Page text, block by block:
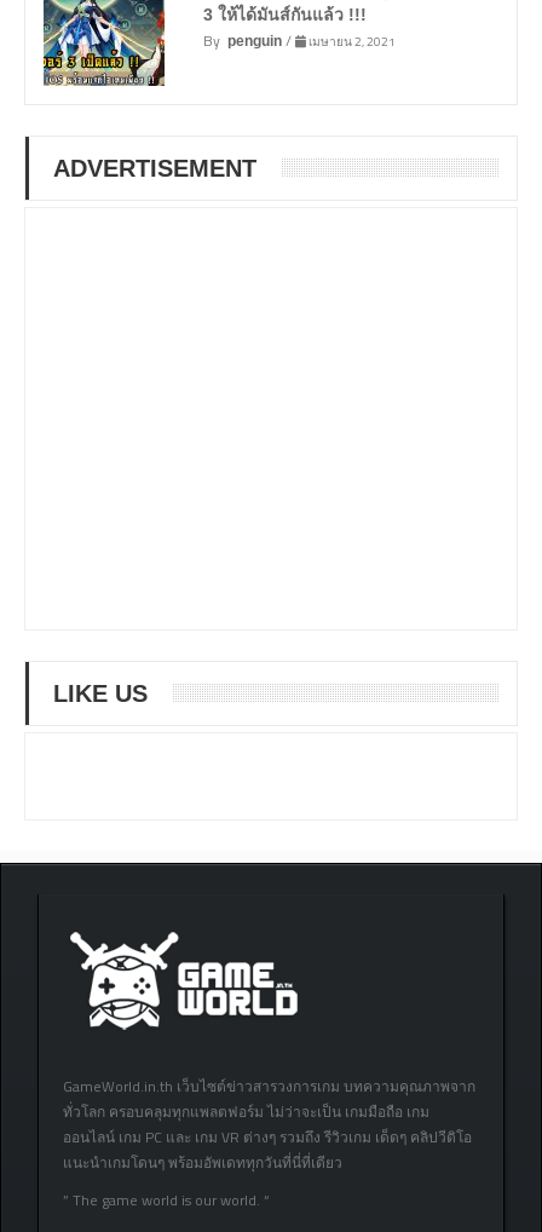
3 ให้ได้มันส์กันแล้ว !!!
By penguin/ เมษายน 2, 2021
ADVERTISEMENT
LIKE US
GameWorld.in.th เว็บไซต์ข่าวสารวงการเกม บทความคุณภาพจาก
ทั่วโลก ครอบคลุมทุกแพลตฟอร์ม ไม่ว่าจะเป็น เกมมือถือ เกม
ออนไลน์ เกม PC และ เกม VR ต่างๆ รวมถึง รีวิวเกม เด็ดๆ คลิปวีดิโอ
แนะนำเกมโดนๆ พร้อมอัพเดททุกวันที่นี่ที่เดียว
” The game world is our world. “